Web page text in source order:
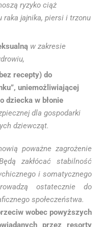
ryzyko ciąż
raka jajnika, piersi i trzonu
w zakresie
recepty) do
uniemożliwiającej
dziecka w błonie
dla gospodarki
dziewcząt.
poważne zagrożenie
zakłócać stabilność
i somatycznego
ostatecznie do
społeczeństwa.
wobec powyższych
przez resorty